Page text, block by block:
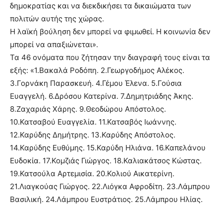
δημοκρατίας και να διεκδικήσει τα δικαιώματα των
πολιτών αυτής της χώρας.
Η λαϊκή βούληση δεν μπορεί να φιμωθεί. Η κοινωνία δεν
μπορεί να απαξιώνεται».
Τα 46 ονόματα που ζήτησαν την διαγραφή τους είναι τα
εξής: «1.Βακαλά Ροδόπη. 2.Γεωργοδήμος Αλέκος.
3.Γορνάκη Παρασκευή. 4.Γέμου Έλενα. 5.Γούσια
Ευαγγελή. 6.Δρόσου Κατερίνα. 7.Δημητριάδης Άκης.
8.Ζαχαριάς Χάρης. 9.Θεοδώρου Απόστολος.
10.Κατσαβού Ευαγγελία. 11.Κατσαβός Ιωάννης.
12.Καρύδης Δημήτρης. 13.Καρύδης Απόστολος.
14.Καρύδης Ευθύμης. 15.Καρύδη Ηλιάνα. 16.Καπελάνου
Ευδοκία. 17.Κομζιάς Γιώργος. 18.Καλιακάτσος Κώστας.
19.Κατσούλα Αρτεμισία. 20.Κολιού Αικατερίνη.
21.Λιαγκούας Γιώργος. 22.Λιόγκα Αφροδίτη. 23.Λάμπρου
Βασιλική. 24.Λάμπρου Ευστράτιος. 25.Λάμπρου Ηλίας.